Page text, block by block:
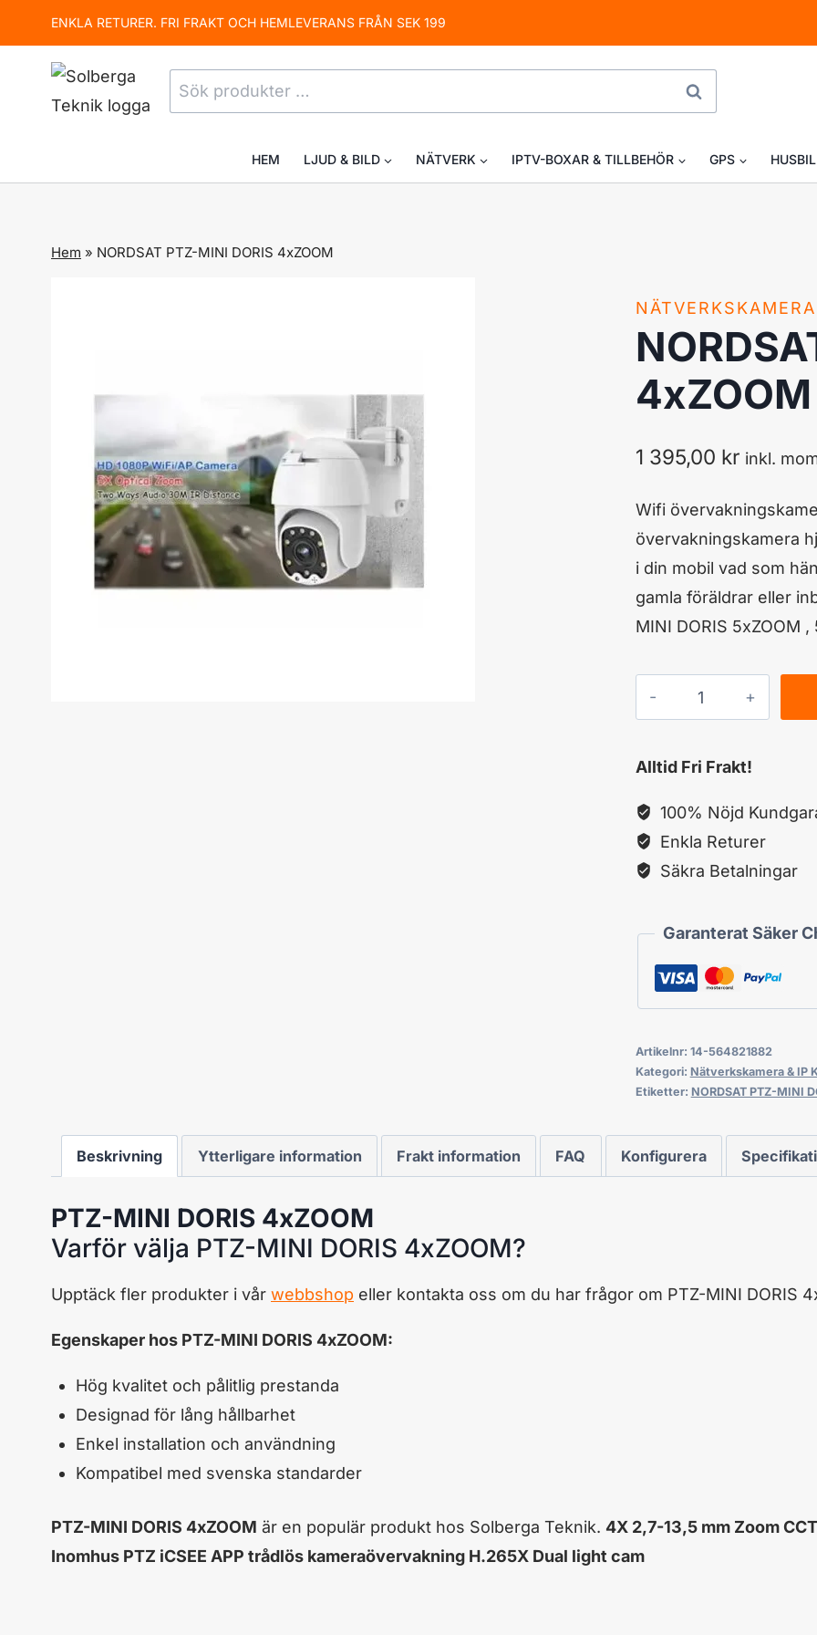
to
content
ENKLA RETURER. FRI FRAKT OCH HEMLEVERANS FRÅN SEK 199
Sök
efter:
SÖK
HEM LJUD & BILD NÄTVERK IPTV-BOXAR & TILLBEHÖR GPS
Hem » NORDSAT PTZ-MINI DORIS 4xZOOM
4xZOOM
1 395,00 kr inkl.
Wifi
övervakningskamera
i din mobil vad som
gamla föräldrar eller
MINI DORIS 5xZOOM
NORDSAT
PTZ-
DORIS
4xZOOM
mängd
Alltid Fri Frakt!
100% Nöjd
Enkla Returer
Säkra Betalningar
Garanterat Säker
Artikelnr: 14-564821882
Kategori: Nätverkskamera & IP
Etiketter: NORDSAT PTZ-MINI
Beskrivning Ytterligare information Frakt information FAQ Konfigurera
PTZ-MINI DORIS 4xZOOM
Varför välja PTZ-MINI DORIS 4xZOOM?
Upptäck fler produkter i vår webbshop eller kontakta oss om du har frågor om PTZ-MINI DORIS
Egenskaper hos PTZ-MINI DORIS 4xZOOM:
Hög kvalitet och pålitlig prestanda
Designad för lång hållbarhet
Enkel installation och användning
Kompatibel med svenska standarder
PTZ-MINI DORIS 4xZOOM är en populär produkt hos Solberga Teknik. 4X 2,7-13,5 mm Zoom
Inomhus PTZ iCSEE APP trådlös kameraövervakning H.265X Dual light cam